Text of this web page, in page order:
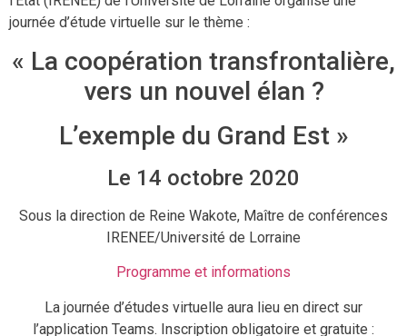
journée d’étude virtuelle sur le thème :
« La coopération transfrontalière,
vers un nouvel élan ?
L’exemple du Grand Est »
Le 14 octobre 2020
Sous la direction de Reine Wakote, Maître de conférences
IRENEE/Université de Lorraine
Programme et informations
La journée d’études virtuelle aura lieu en direct sur
l’application Teams. Inscription obligatoire et gratuite :